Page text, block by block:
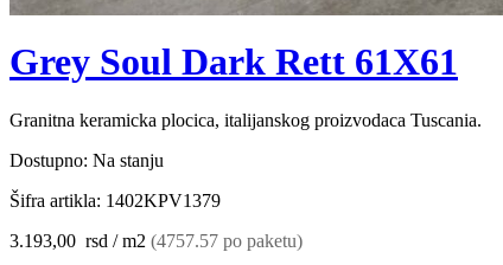
Grey Soul Dark Rett 61X61
Granitna keramicka plocica, italijanskog proizvodaca Tuscania.
Dostupno: Na stanju
Šifra artikla: 1402KPV1379
3.193,00 rsd / m2 (4757.57 po paketu)